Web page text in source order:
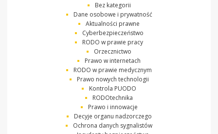
Bez kategorii
Dane osobowe i prywatność
Aktualności prawne
Cyberbezpieczeństwo
RODO w prawie pracy
Orzecznictwo
Prawo w internetach
RODO w prawie medycznym
Prawo nowych technologii
Kontrola PUODO
RODOtechnika
Prawo i innowacje
Decyje organu nadzorczego
Ochrona danych sygnalistów